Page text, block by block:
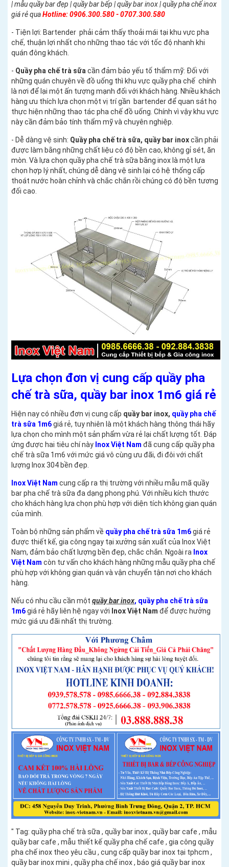
| mẫu quầy bar đẹp | quầy bar bếp | quầy bar inox | quầy pha chế inox
giá rẻ quaHotline: 0906.300.580 - 0707.300.580
- Tiện lợi: Bartender phải cảm thấy thoải mái tại khu vực pha
chế, thuận lợi nhất cho những thao tác với tốc độ nhanh khi
quán đông khách.
- Quầy pha chế trà sữacần đảm bảo yếu tố thẩm mỹ: Đối với
những quán chuyên về đồ uống thì khu vực quầy pha chế chính
là nơi để lại một ấn tượng mạnh đối với khách hàng. Nhiều khách
hàng ưu thích lựa chọn một vị trí gần bartender để quan sát họ
thực hiện những thao tác pha chế đồ uống. Chính vì vậy khu vực
này cần đảm bảo tính thẩm mỹ và chuyên nghiệp.
- Dễ dàng vệ sinh: Quầy pha chế trà sữa, quầy bar inoxcần phải
được làm bằng những chất liệu có độ bền cao, không gỉ sét, ăn
mòn. Và lựa chọn quầy pha chế trà sữa bằng inox là một lựa
chọn hợp lý nhất, chúng dễ dàng vệ sinh lại có hệ thống cấp
thoát nước hoàn chỉnh và chắc chắn rồi chúng có độ bền tương
đối cao.
Lựa chọn đơn vị cung cấp quầy pha
chế trà sữa, quầy bar inox 1m6 giá rẻ
Hiện nay có nhiều đơn vị cung cấp quầy bar inox, quầy pha chế
trà sữa 1m6giá rẻ, tuy nhiên là một khách hàng thông thái hãy
lựa chọn cho mình một sản phẩm vừa rẻ lại chất lượng tốt. Đáp
ứng được hai tiêu chí này Inox Việt Nam đã cung cấp quầy pha
chế trà sữa 1m6 với mức giá vô cùng ưu đãi, đi đôi với chất
lượng Inox 304 bền đẹp.
Inox Việt Nam cung cấp ra thị trường với nhiều mẫu mã quầy
bar pha chế trà sữa đa dạng phong phú. Với nhiều kích thước
cho khách hàng lựa chọn phù hợp với diện tích không gian quán
của mình.
Toàn bộ những sản phẩm về quầy pha chế trà sữa 1m6giá rẻ
được thiết kế, gia công ngay tại xưởng sản xuất của Inox Việt
Nam, đảm bảo chất lượng bền đẹp, chắc chắn. Ngoài ra Inox
Việt Nam còn tư vấn cho khách hàng những mẫu quầy pha chế
phù hợp với không gian quán và vận chuyển tận nơi cho khách
hàng.
Nếu có nhu cầu cần một quầy bar inox, quầy pha chế trà sữa
1m6giá rẻ hãy liên hệ ngay với Inox Việt Nam để được hưởng
mức giá ưu đãi nhất thị trường.
" Tag: quầy pha chế trà sữa , quầy bar inox , quầy bar cafe , mẫu
quầy bar cafe , mẫu thiết kế quầy pha chế cafe , gia công quầy
pha chế inox theo yêu cầu , cung cấp quầy bar inox tại tphcm ,
quầy bar inox mini , quầy pha chế inox , báo giá quầy bar inox